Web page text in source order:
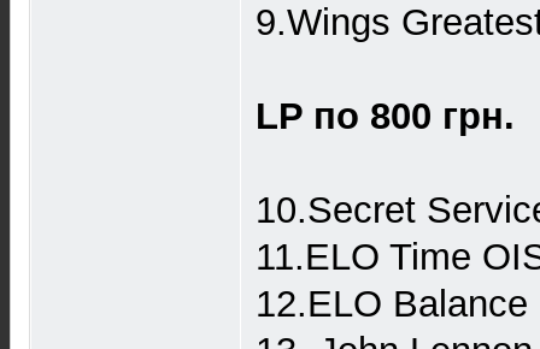
9.Wings
LP по 800 грн.
10.Secret
11.ELO Time
12.ELO